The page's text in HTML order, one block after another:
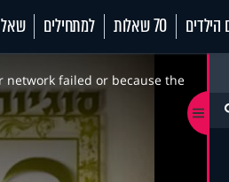
הילדים 70 שאלות למתחילים
network failed or because the